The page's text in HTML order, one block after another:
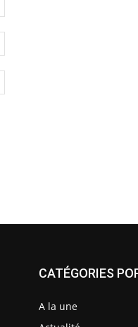
CATÉGORIES
A la une